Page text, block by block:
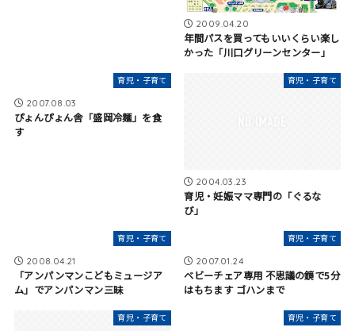
2009.04.20
年間パスを買ってもいいくらい楽し
かった「川口グリーンセンター」
育児・子育て
2007.08.03
ぴょんぴょん舎「盛岡冷麺」を食
す
育児・子育て
2004.03.23
育児・妊娠ママ専門の「ぐるな
び」
育児・子育て
2008.04.21
「アンパンマンこどもミュージア
ム」でアンパンマン三昧
育児・子育て
2007.01.24
ベビーチェア専用 不思議の鏡で5分
はもちます ゴハンまで
育児・子育て 育児・子育て